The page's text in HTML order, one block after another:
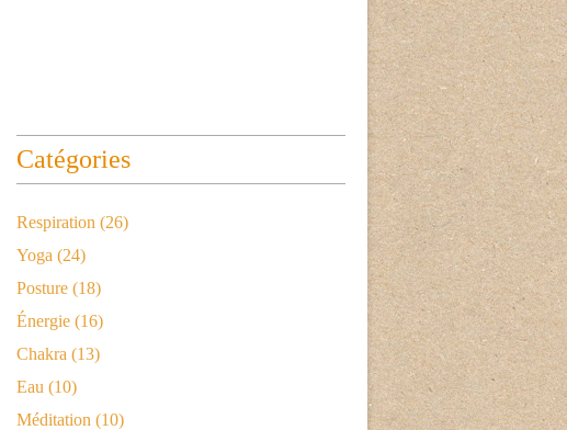
Catégories
Respiration (26)
Yoga (24)
Posture (18)
Énergie (16)
Chakra (13)
Eau (10)
Méditation (10)